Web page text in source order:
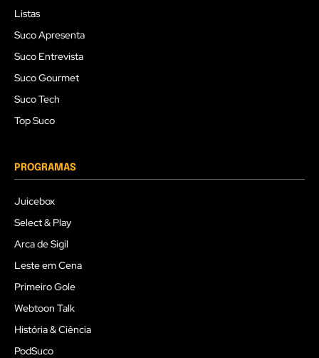
Listas
Suco Apresenta
Suco Entrevista
Suco Gourmet
Suco Tech
Top Suco
PROGRAMAS
Juicebox
Select & Play
Arca de Sigil
Leste em Cena
Primeiro Gole
Webtoon Talk
História & Ciência
PodSuco